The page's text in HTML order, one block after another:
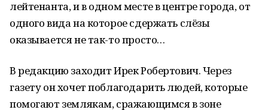
лейтенанта, и в одном месте в центре города, от
одного вида на которое сдержать слёзы
оказывается не так-то просто…
В редакцию заходит Ирек Робертович. Через
газету он хочет поблагодарить людей, которые
помогают землякам, сражающимся в зоне